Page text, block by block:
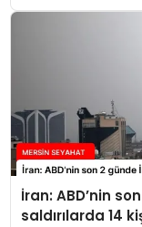
İran: ABD’nin
saldırılarda 14